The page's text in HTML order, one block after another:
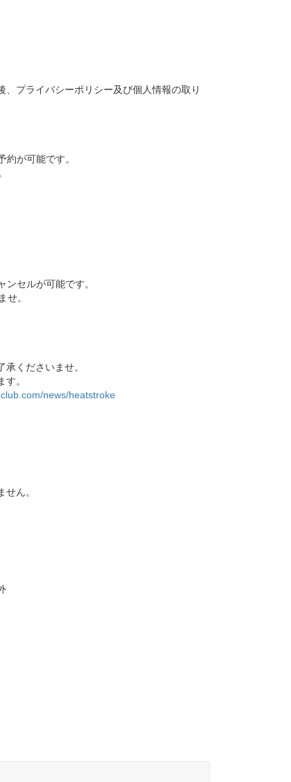
プライバシーポリシー及び個人情報の取り
が可能です。
セルが可能です。
せ。
くださいませ。
。
news/heatstroke
ん。